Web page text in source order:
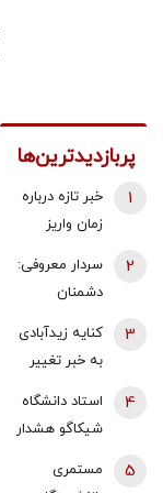
پربازدیدترین‌ها
خبر تازه درباره
زمان واریز
بازنشستگان
تامین اجتماعی
1
سردار معروفی:
دشمنان
خاک ایران
نیستند/ اگر
کنند، گورستان
2
کنایه زیدآبادی
به خبر تغییر
دبیر شورای
عالی امنیت
محمدباقر خرازی
3
استاد دانشگاه
شیکاگو هشدار
4
مستمری
5